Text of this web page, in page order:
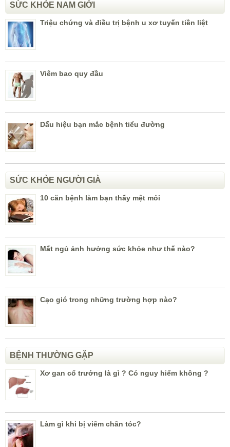
SỨC KHỎE NAM GIỚI
Triệu chứng và điều trị bệnh u xơ tuyến tiền liệt
Viêm bao quy đầu
Dấu hiệu bạn mắc bệnh tiểu đường
SỨC KHỎE NGƯỜI GIÀ
10 căn bệnh làm bạn thấy mệt mỏi
Mất ngủ ảnh hưởng sức khỏe như thế nào?
Cạo gió trong những trường hợp nào?
BỆNH THƯỜNG GẶP
Xơ gan cổ trướng là gì ? Có nguy hiểm không ?
Làm gì khi bị viêm chân tóc?